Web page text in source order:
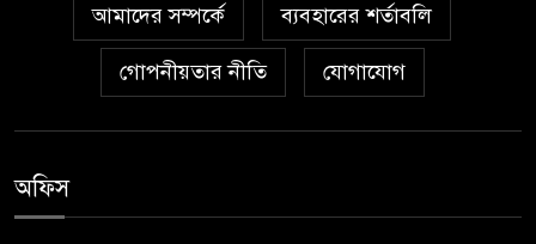
আমাদের সম্পর্কে ব্যবহারের শর্তাবলি
গোপনীয়তার নীতি যোগাযোগ
অফিস